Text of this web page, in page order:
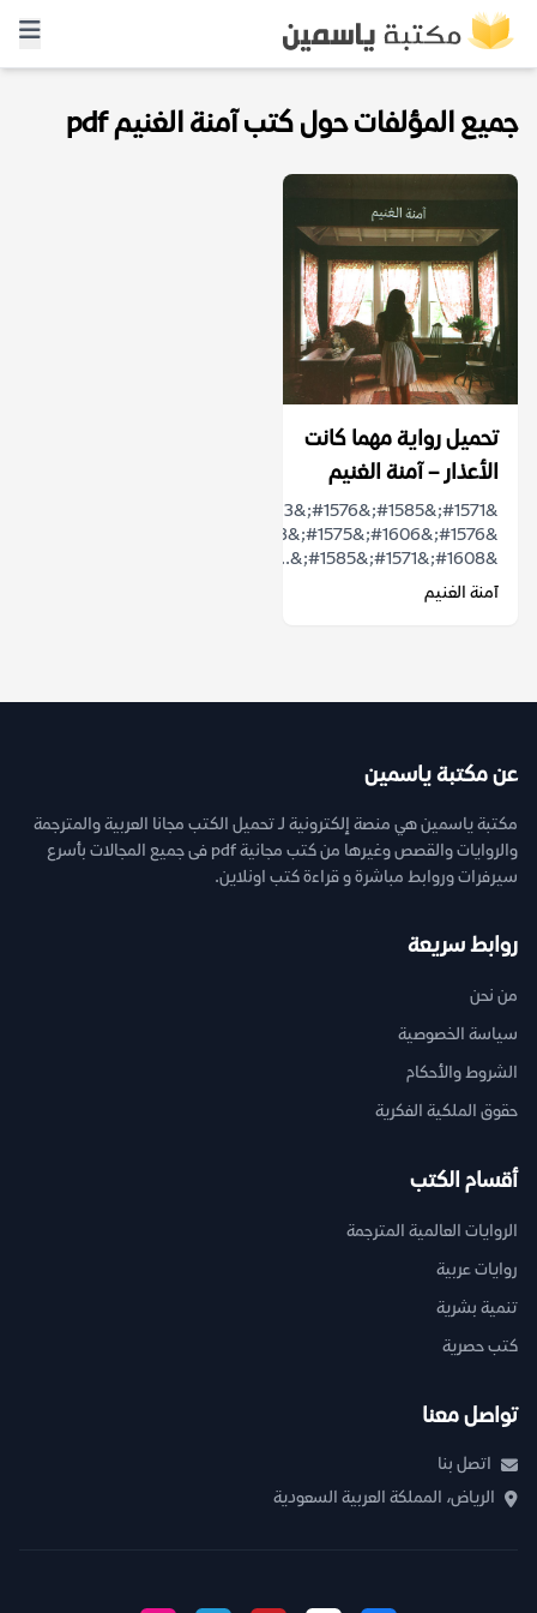
جميع المؤلفات حول كتب آمنة الغنيم pdf
تحميل رواية مهما كانت
الأعذار – آمنة الغنيم
&#1608;&#1571;&#1585;&...
آمنة الغنيم
عن مكتبة ياسمين
مكتبة ياسمين هي منصة إلكترونية لـ تحميل الكتب مجانا العربية والمترجمة
والروايات والقصص وغيرها من كتب مجانية pdf فى جميع المجالات بأسرع
سيرفرات وروابط مباشرة و قراءة كتب اونلاين.
روابط سريعة
من نحن
سياسة الخصوصية
الشروط والأحكام
حقوق الملكية الفكرية
أقسام الكتب
الروايات العالمية المترجمة
روايات عربية
تنمية بشرية
كتب حصرية
تواصل معنا
اتصل بنا
الرياض، المملكة العربية السعودية